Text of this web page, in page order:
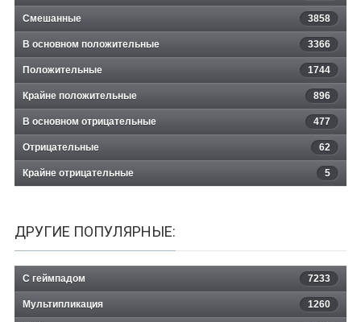
Смешанные 3858
В основном положительные 3366
Положительные 1744
Крайне положительные 896
В основном отрицательные 477
Отрицательные 62
Крайне отрицательные 5
ДРУГИЕ ПОПУЛЯРНЫЕ:
С геймпадом 7233
Мультипликация 1260